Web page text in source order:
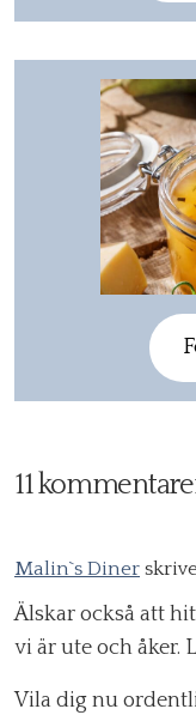
11
Malin`s Diner
Älskar också att
vi är ute och åker.
Vila dig nu